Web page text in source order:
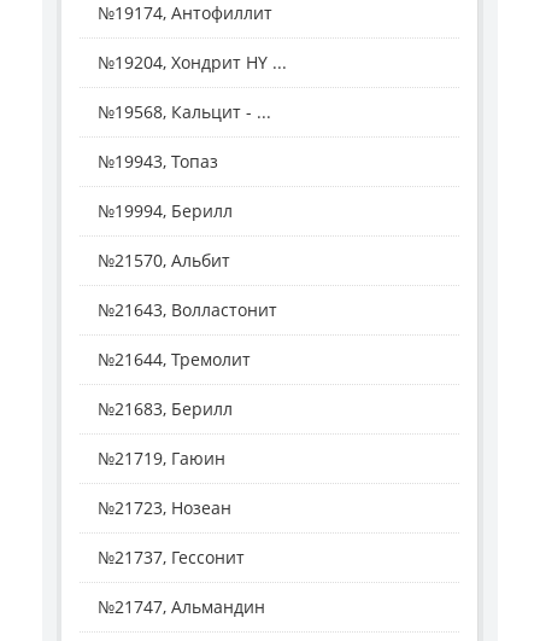
№19174, Антофиллит
№19204, Хондрит HY ...
№19568, Кальцит - ...
№19943, Топаз
№19994, Берилл
№21570, Альбит
№21643, Волластонит
№21644, Тремолит
№21683, Берилл
№21719, Гаюин
№21723, Нозеан
№21737, Гессонит
№21747, Альмандин